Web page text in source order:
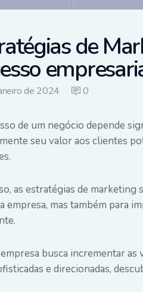
de
de 2024 0
de um negócio depende
seu valor aos clientes
as estratégias de marketing
empresa, mas também para
busca incrementar
e direcionadas,